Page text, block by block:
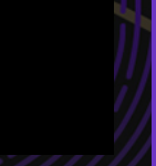
לפעול בצורה
למה
בחקירות